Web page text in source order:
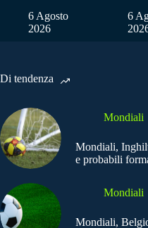
6 Agosto
2026
6
Di tendenza
Mondiali
Mondiali,
e probabili
Mondiali
Mondiali,